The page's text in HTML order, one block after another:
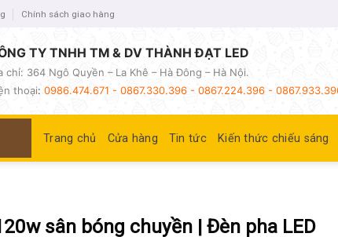
Chính sách giao hàng
TY TNHH TM & DV THÀNH ĐẠT LED
chỉ: 364 Ngô Quyền – La Khê – Hà Đông – Hà Nội.
thoại: 0986.474.671 - 0867.330.396 - 0867.224.396 -
Trang chủ Cửa hàng Tin tức Kiến thức chiếu sáng
sân bóng chuyền | Đèn pha LED